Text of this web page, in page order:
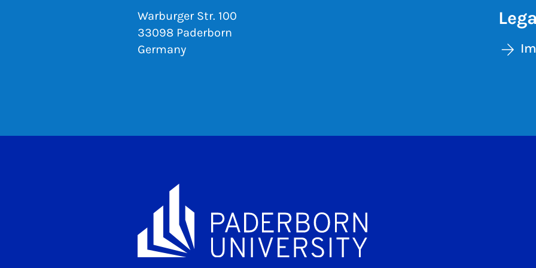
Warburger Str. 100
33098 Paderborn
Germany